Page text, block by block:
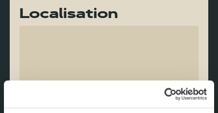
Localisation